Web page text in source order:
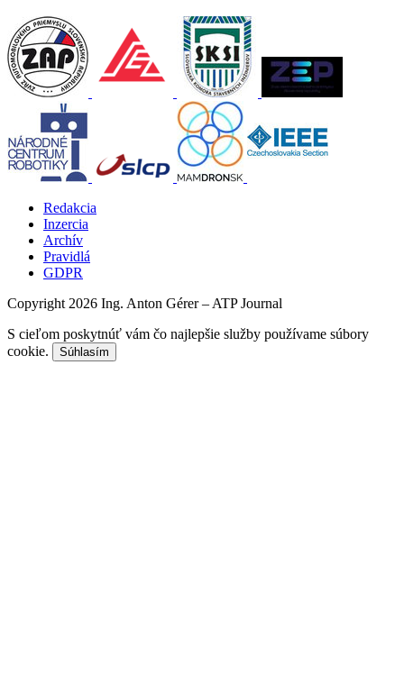
Redakcia
Inzercia
Archív
Pravidlá
GDPR
Copyright 2026 Ing. Anton Gérer – ATP Journal
S cieľom poskytnúť vám čo najlepšie služby používame súbory
cookie.
Súhlasím